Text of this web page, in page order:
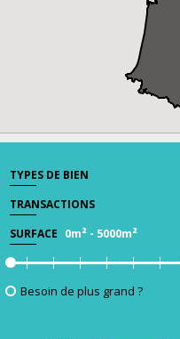
TYPES DE BIEN
TRANSACTIONS
SURFACE 0m² - 5000m²
Besoin de plus grand ?